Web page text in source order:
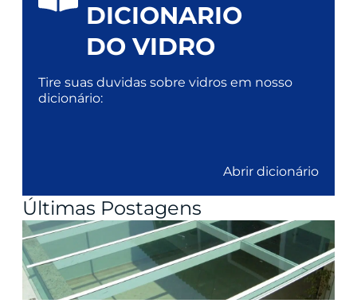
DICIONARIO
DO VIDRO
Tire suas duvidas sobre vidros em nosso
dicionário:
Abrir dicionário
Últimas Postagens